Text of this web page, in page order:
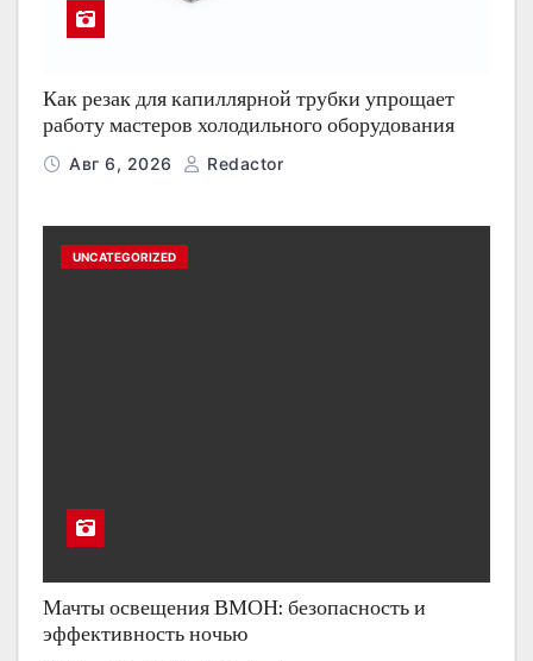
Как резак для капиллярной трубки упрощает
работу мастеров холодильного оборудования
Авг 6, 2026 Redactor
UNCATEGORIZED
Мачты освещения ВМОН: безопасность и
эффективность ночью